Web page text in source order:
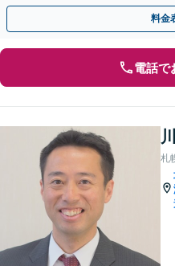
相談無料】【分割払い対応】
料金
電話で
札